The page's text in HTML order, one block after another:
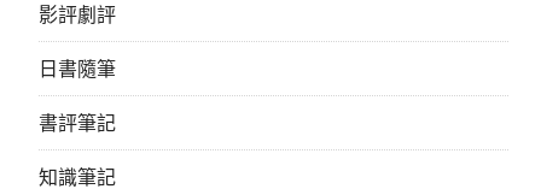
影評劇評
日書隨筆
書評筆記
知識筆記